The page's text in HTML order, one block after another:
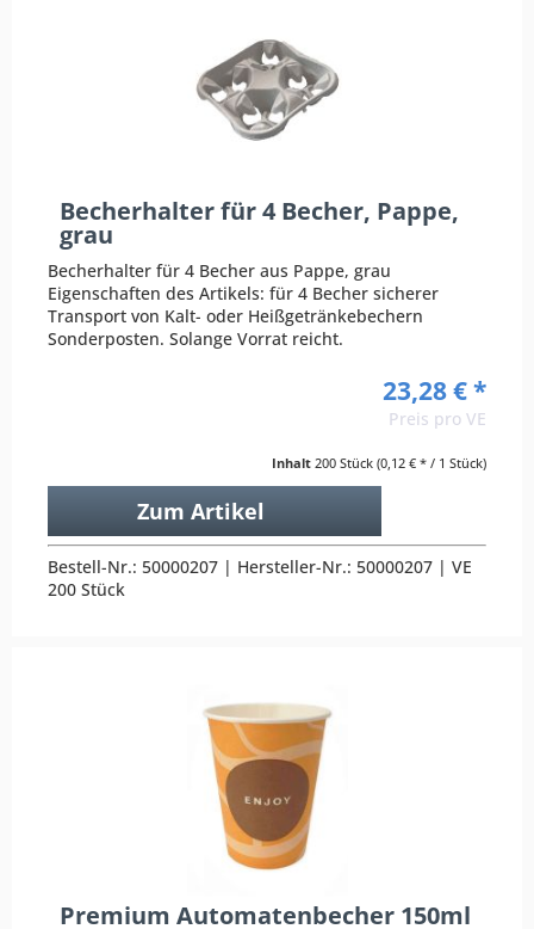
Becherhalter für 4 Becher, Pappe,
grau
Becherhalter für 4 Becher aus Pappe, grau
Eigenschaften des Artikels: für 4 Becher sicherer
Transport von Kalt- oder Heißgetränkebechern
Sonderposten. Solange Vorrat reicht.
23,28 € *
Preis pro VE
Inhalt 200 Stück (0,12 € * / 1 Stück)
Zum Artikel
Bestell-Nr.: 50000207 | Hersteller-Nr.: 50000207 | VE
200 Stück
Premium Automatenbecher 150ml